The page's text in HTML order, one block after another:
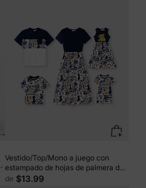
Vestido/Top/Mono a juego con
estampado de hojas de palmera de
Simba, de Disney, para toda la
de $13.99